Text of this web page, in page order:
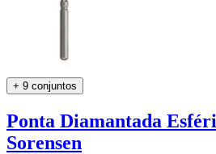
+ 9 conjuntos
Ponta Diamantada
Sorensen